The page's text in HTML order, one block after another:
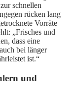
schnellen
rücken lang
Vorräte
„Frisches und
dass eine
bei länger
ist.“
und